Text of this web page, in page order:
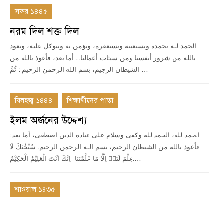
সফর ১৪৪৫
নরম দিল শক্ত দিল
الحمد لله نحمده ونستعينه ونستغفره، ونؤمن به ونتوكل عليه، ونعوذ
بالله من شرور أنفسنا ومن سيئات أعمالنا... أما بعد، فأعوذ بالله من
الشيطان الرجيم، بسم الله الرحمن الرحيم : ثُمَّ …
যিলহজ্ব ১৪৪৪ শিক্ষার্থীদের পাতা
ইলম অর্জনের উদ্দেশ্য
الحمد لله، الحمد لله وكفى وسلام على عباده الذين اصطفى، أما بعد:
فأعوذ بالله من الشيطان الرجيم، بسم الله الرحمن الرحيم. سُبْحٰنَكَ لَا
عِلْمَ لَنَاۤ اِلَّا مَا عَلَّمْتَنَا اِنَّكَ اَنْتَ الْعَلِیْمُ الْحَكِیْمُ.…
শাওয়াল ১৪৩৫